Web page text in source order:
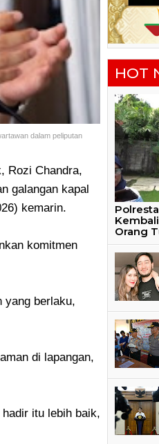
dalam peliputan
Rozi Chandra,
galangan kapal
kemarin.
komitmen
yang berlaku,
di lapangan,
itu lebih baik,
HOT
Orang